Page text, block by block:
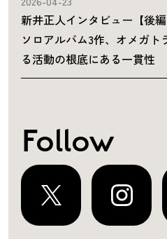
新井正人インタビュー【後
ソロアルバム3作、オメガ
る活動の根底にある一貫性
Follow